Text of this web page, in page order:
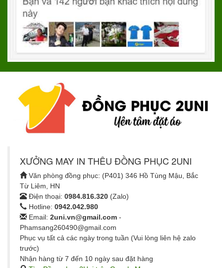
XƯỞNG MAY IN THÊU ĐỒNG PHỤC 2UNI
Văn phòng đồng phục: (P401) 346 Hồ Tùng Mậu, Bắc
Từ Liêm, HN
Điện thoại: 0984.816.320 (Zalo)
Hotline: 0942.042.980
Email: 2uni.vn@gmail.com -
Phamsang260490@gmail.com
Phục vụ tất cả các ngày trong tuần (Vui lòng liên hệ zalo
trước)
Nhận hàng từ 7 đến 10 ngày sau đặt hàng